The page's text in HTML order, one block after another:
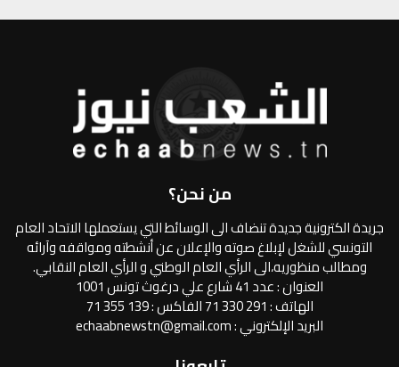
من نحن؟
جريدة الكترونية جديدة تنضاف الى الوسائط التي يستعملها الاتحاد العام
التونسي للشغل لإبلاغ صوته والإعلان عن أنشطته ومواقفه وآرائه
ومطالب منظوريه،الى الرأي العام الوطني و الرأي العام النقابي.
العنوان : عدد 41 شارع علي درغوث تونس 1001
الهاتف : 291 330 71 الفاكس : 139 355 71
البريد الإلكتروني : echaabnewstn@gmail.com